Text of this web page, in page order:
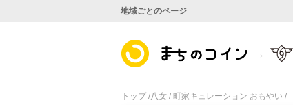
トップ /八女 / 町家キュレーション おもやい /
地域ごとのページ